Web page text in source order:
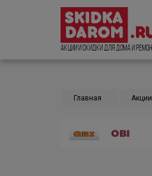
Акции и Скидки для дома и
Главная Акции
OBI